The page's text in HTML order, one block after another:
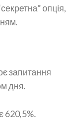
опція,
запитання
дня.
620,5%.